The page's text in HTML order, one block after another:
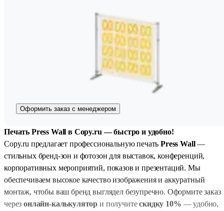
Оформить заказ с менеджером
Печать Press Wall в Copy.ru — быстро и удобно!
Copy.ru предлагает профессиональную печатьPress Wall—
стильных бренд-зон и фотозон для выставок, конференций,
корпоративных мероприятий, показов и презентаций. Мы
обеспечиваем высокое качество изображения и аккуратный
монтаж, чтобы ваш бренд выглядел безупречно. Оформите заказ
черезонлайн-калькулятор и получитескидку 10% — удобно,